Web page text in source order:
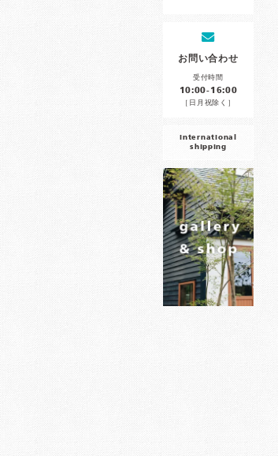
お問い合わせ
受付時間
10:00-16:00
［日月祝除く］
international
shipping